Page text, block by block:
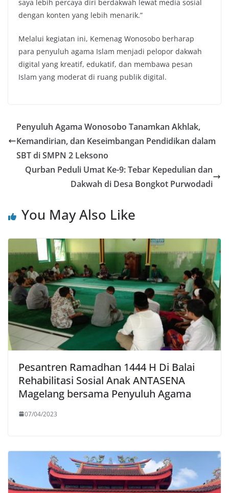
saya lebih percaya diri berdakwah lewat media sosial
dengan konten yang lebih menarik.”
Melalui kegiatan ini, Kemenag Wonosobo berharap
para penyuluh agama Islam menjadi pelopor dakwah
digital yang kreatif, edukatif, dan membawa pesan
Islam yang moderat di ruang publik digital.
Penyuluh Agama Wonosobo Tanamkan Akhlak,
Kemandirian, dan Keseimbangan Pendidikan dalam
SBT di SMPN 2 Leksono
Qurban Peduli Umat Ke-9: Tebar Kepedulian dan
Dakwah di Desa Bongkot Purwodadi
You May Also Like
Pesantren Ramadhan 1444 H Di Balai
Rehabilitasi Sosial Anak ANTASENA
Magelang bersama Penyuluh Agama
07/04/2023